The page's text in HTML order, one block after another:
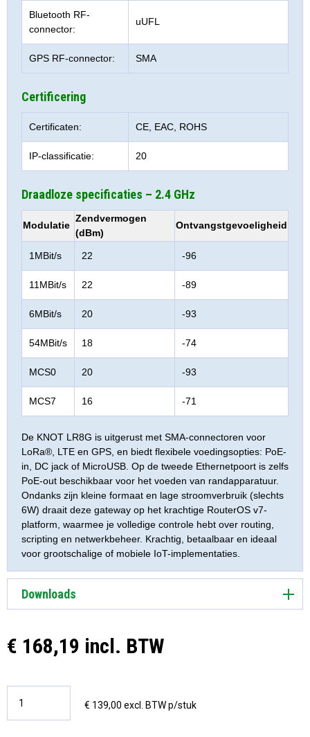
Bluetooth RF-
connector:
uUFL
GPS RF-connector: SMA
Certificering
Certificaten: CE, EAC, ROHS
IP-classificatie: 20
Draadloze specificaties – 2.4 GHz
Modulatie
Zendvermogen
(dBm)
Ontvangstgevoeligheid
1MBit/s 22 -96
11MBit/s 22 -89
6MBit/s 20 -93
54MBit/s 18 -74
MCS0 20 -93
MCS7 16 -71
De KNOT LR8G is uitgerust met SMA-connectoren voor
LoRa®, LTE en GPS, en biedt flexibele voedingsopties: PoE-
in, DC jack of MicroUSB. Op de tweede Ethernetpoort is zelfs
PoE-out beschikbaar voor het voeden van randapparatuur.
Ondanks zijn kleine formaat en lage stroomverbruik (slechts
6W) draait deze gateway op het krachtige RouterOS v7-
platform, waarmee je volledige controle hebt over routing,
scripting en netwerkbeheer. Krachtig, betaalbaar en ideaal
voor grootschalige of mobiele IoT-implementaties.
Downloads
€ 168,19 incl. BTW
€ 139,00 excl. BTW p/stuk